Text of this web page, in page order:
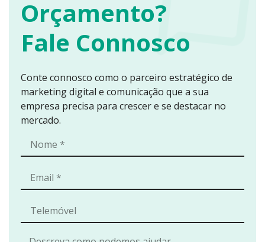
Orçamento?
Fale Connosco
Conte connosco como o parceiro estratégico de
marketing digital e comunicação que a sua
empresa precisa para crescer e se destacar no
mercado.